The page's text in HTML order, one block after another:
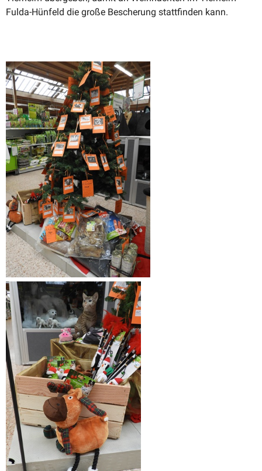
Fulda-Hünfeld die große Bescherung statt­finden kann.